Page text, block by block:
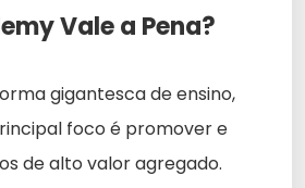
Vale a Pena?
gigantesca de ensino,
foco é promover e
de alto valor agregado.